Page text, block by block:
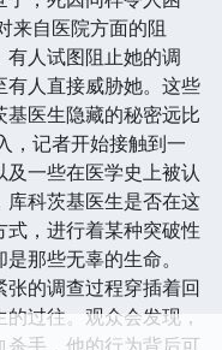
来自医院方面的阻
人试图阻止她的调
人直接威胁她。这些
医生隐藏的秘密远比
，记者开始接触到一
一些在医学史上被认
库科茨基医生是否在这
，进行着某种突破性
那些无辜的生命。
的调查过程穿插着回
过往。观众会发现，